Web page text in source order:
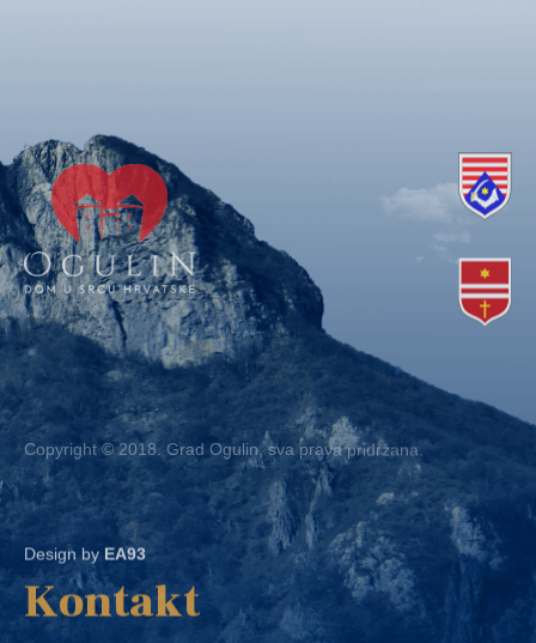
Copyright © 2018. Grad Ogulin, sva prava pridržana.
Design by EA93
Kontakt